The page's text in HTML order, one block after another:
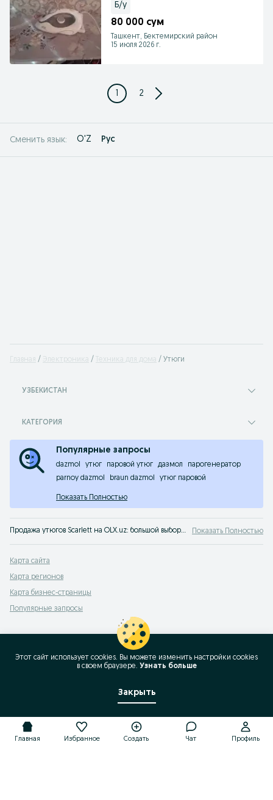
Б/у
80 000 сум
Ташкент, Бектемирский район
15 июля 2026 г.
1 2
Сменить язык: O'Z Рус
Главная Электроника Техника для дома Утюги
УЗБЕКИСТАН
КАТЕГОРИЯ
Популярные запросы
dazmol утюг паровой утюг дазмол
парогенератор
parnoy dazmol
braun dazmol утюг паровой
Показать Полностью
Продажа утюгов Scarlett на OLX.uz: большой выбор и лучшие цены. Покупай качественные и недорогие утюги Scarlett. OLX.uz Узбекистан - самые выгодные предложения для вас! Показать Полностью
Карта сайта
Карта регионов
Карта бизнес-страницы
Популярные запросы
Главная Избранное Создать Чат Профиль
Этот сайт использует cookies. Вы можете изменить настройки cookies
в своeм браузере. Узнать больше
Закрыть